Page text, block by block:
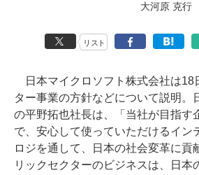
大河原 克行
リスト
日本マイクロソフト株式会社は18
ター事業の方針などについて説明。
の平野拓也社長は、「当社が目指す
で、安心して使っていただけるイン
ロジを通して、日本の社会変革に貢
リックセクターのビジネスは、日本